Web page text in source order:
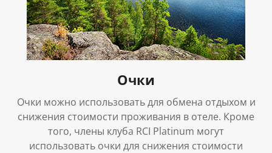
Очки
Очки можно использовать для обмена отдыхом и
снижения стоимости проживания в отеле. Кроме
того, члены клуба RCI Platinum могут
использовать очки для снижения стоимости